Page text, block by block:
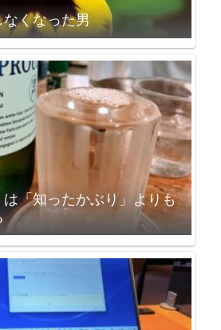
くなった男
は「知ったかぶり」よりも